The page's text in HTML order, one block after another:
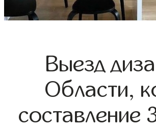
Выезд
Области,
составление